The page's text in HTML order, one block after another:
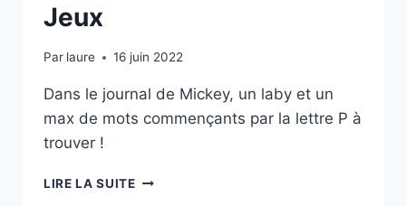
Jeux
Par laure 16 juin 2022
Dans le journal de Mickey, un laby et un
max de mots commençants par la lettre P à
trouver !
LIRE LA SUITEJEUX